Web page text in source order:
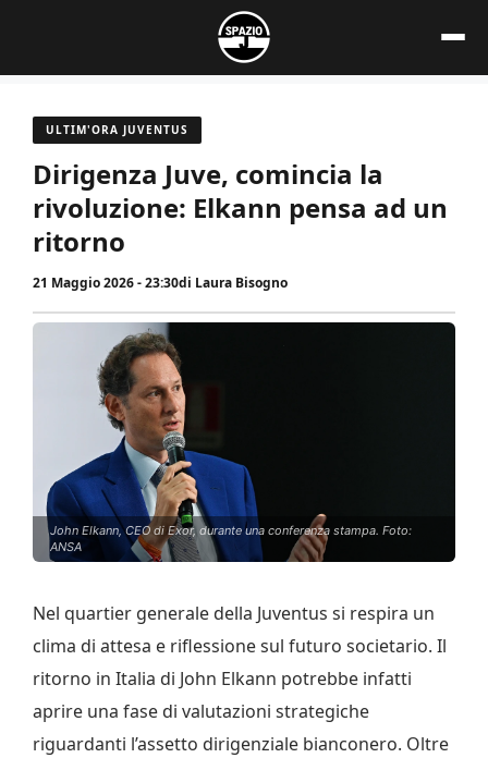
contenuto
ULTIM'ORA JUVENTUS
Dirigenza Juve, comincia la
rivoluzione: Elkann pensa ad un
ritorno
21 Maggio 2026 - 23:30di Laura Bisogno
John Elkann, CEO di Exor, durante una conferenza stampa. Foto:
ANSA
Nel quartier generale della Juventus si respira un
clima di attesa e riflessione sul futuro societario. Il
ritorno in Italia di John Elkann potrebbe infatti
aprire una fase di valutazioni strategiche
riguardanti l’assetto dirigenziale bianconero. Oltre